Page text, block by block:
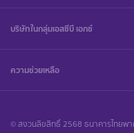
บริษัทในกลุ่มเอสซีบี เอกซ์
ความช่วยเหลือ
© สงวนลิขสิทธิ์ 2568 ธนาคารไทยพ